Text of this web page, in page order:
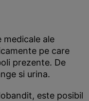
medicale ale
pe care
prezente. De
si urina.
este posibil